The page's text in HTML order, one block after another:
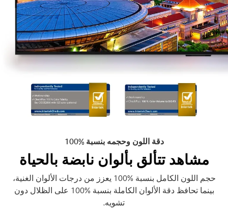
دقة اللون وحجمه بنسبة %100
مشاهد تتألق بألوان نابضة بالحياة
حجم اللون الكامل بنسبة %100 يعزز من درجات الألوان الغنية،
بينما تحافظ دقة الألوان الكاملة بنسبة %100 على الظلال دون
تشويه.